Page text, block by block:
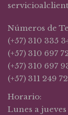
Números de
(+57) 310 335
(+57) 310 697
(+57) 310 697
(+57) 311 249
Horario:
Lunes a jueves